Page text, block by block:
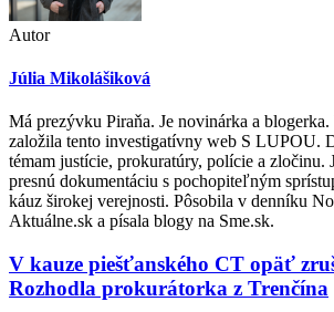
Autor
Júlia Mikolášiková
Má prezývku Piraňa. Je novinárka a
založila tento investigatívny web S LUPOU.
témam justície, prokuratúry, polície a zločinu.
presnú dokumentáciu s pochopiteľným
káuz širokej verejnosti. Pôsobila v denníku
Aktuálne.sk a písala blogy na Sme.sk.
Post
navigation
V kauze piešťanského CT opäť
Rozhodla prokurátorka z Trenčína